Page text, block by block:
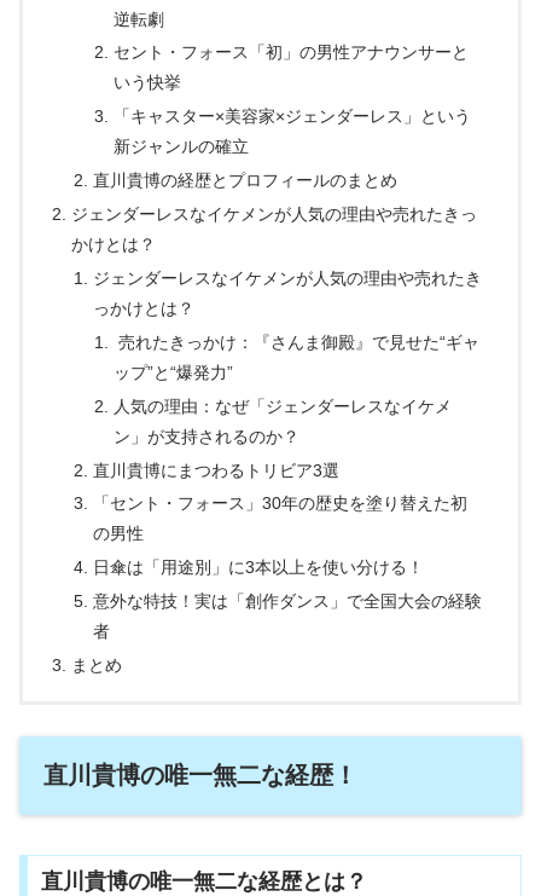
逆転劇
セント・フォース「初」の男性アナウンサーと
いう快挙
「キャスター×美容家×ジェンダーレス」という
新ジャンルの確立
直川貴博の経歴とプロフィールのまとめ
ジェンダーレスなイケメンが人気の理由や売れたきっ
かけとは？
ジェンダーレスなイケメンが人気の理由や売れたき
っかけとは？
売れたきっかけ：『さんま御殿』で見せた“ギャ
ップ”と“爆発力”
人気の理由：なぜ「ジェンダーレスなイケメ
ン」が支持されるのか？
直川貴博にまつわるトリビア3選
「セント・フォース」30年の歴史を塗り替えた初
の男性
日傘は「用途別」に3本以上を使い分ける！
意外な特技！実は「創作ダンス」で全国大会の経験
者
まとめ
直川貴博の唯一無二な経歴！
直川貴博の唯一無二な経歴とは？